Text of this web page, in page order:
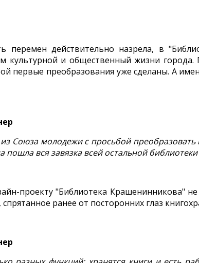
перемен действительно назрела, в
культурной и общественный жизни
первые преобразования уже сделаны. А
из Союза молодежи с просьбой
пошла вся завязка всей остальной
проекту "Библиотека Крашенинникова"
спрятанное ранее от посторонних глаз